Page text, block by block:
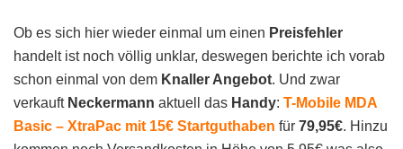
Ob es sich hier wieder einmal um einen Preisfehler
handelt ist noch völlig unklar, deswegen berichte ich vorab
schon einmal von dem Knaller Angebot. Und zwar
verkauft Neckermann aktuell das Handy: T-Mobile MDA
Basic – XtraPac mit 15€ Startguthaben für 79,95€. Hinzu